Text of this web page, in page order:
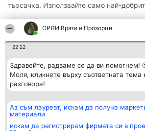
ОРЛИ Врати и Прозорци
22:22
Здравейте, радваме се да ви помогнем!
Моля, кликнете върху съответната тема
разговора!
Аз съм лауреат, искам да получа
материали
искам да регистрирам фирмата си в
търсачка. Използвайте само най-
Организатор на
класиране
BulevardulAleea Timișul De
Класация
всички